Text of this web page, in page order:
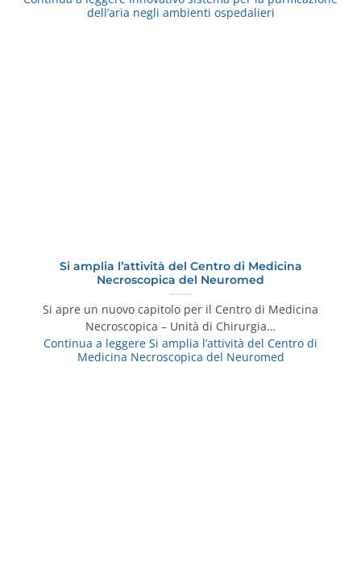
dell’aria negli ambienti ospedalieri
Si amplia l’attività del Centro di Medicina
Necroscopica del Neuromed
Si apre un nuovo capitolo per il Centro di Medicina
Necroscopica – Unità di Chirurgia…
Continua a leggere Si amplia l’attività del Centro di
Medicina Necroscopica del Neuromed